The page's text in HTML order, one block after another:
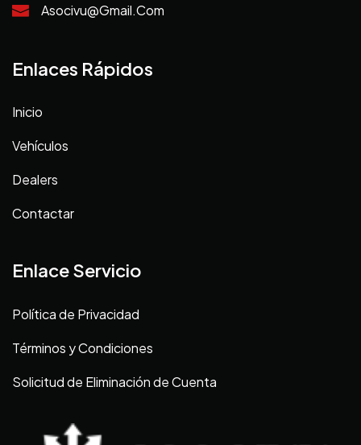
Asocivu@gmail.com
Enlaces Rápidos
Inicio
Vehículos
Dealers
Contactar
Enlace Servicio
Política de Privacidad
Términos y Condiciones
Solicitud de Eliminación de Cuenta